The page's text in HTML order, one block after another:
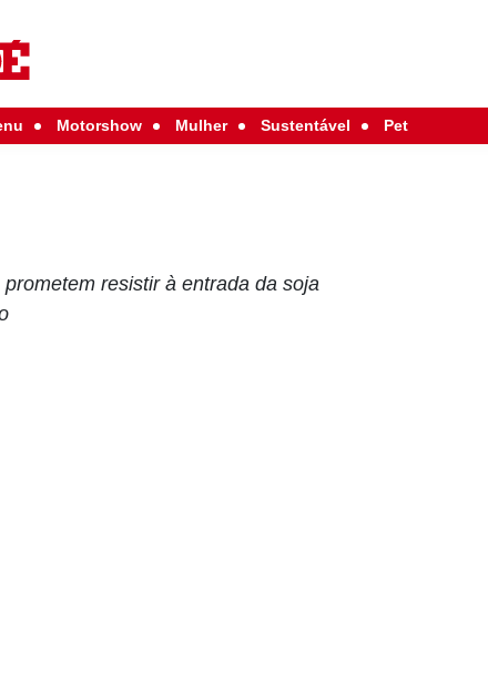
Motorshow Mulher Sustentável Pet
resistir à entrada da soja